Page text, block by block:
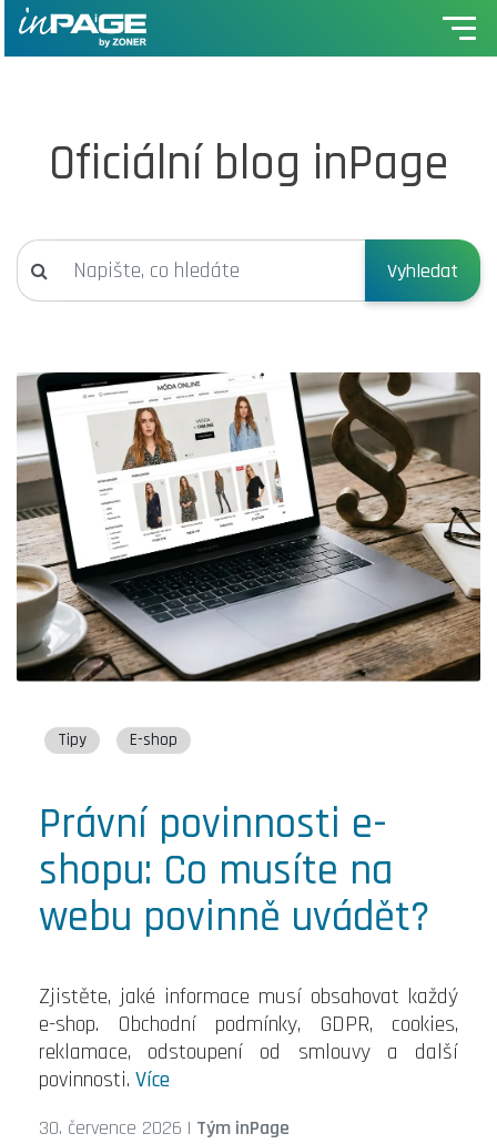
Oficiální blog inPage
Vyhledat
Tipy E-shop
Právní povinnosti e-
shopu: Co musíte na
webu povinně uvádět?
Zjistěte, jaké informace musí obsahovat každý
e-shop. Obchodní podmínky, GDPR, cookies,
reklamace, odstoupení od smlouvy a další
povinnosti. Více
30. července 2026 | Tým inPage